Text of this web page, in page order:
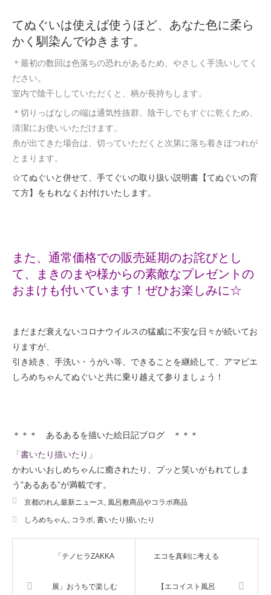
てぬぐいは使えば使うほど、あなた色に柔ら
かく馴染んでゆきます。
＊最初の数回は色落ちの恐れがあるため、やさしく手洗いしてく
ださい。
室内で陰干ししていただくと、柄が長持ちします。
＊切りっぱなしの端は通気性抜群。陰干しでもすぐに乾くため、
清潔にお使いいただけます。
糸が出てきた場合は、切っていただくと次第に落ち着きほつれが
とまります。
☆てぬぐいと併せて、手てぐいの取り扱い説明書【てぬぐいの育
て方】をもれなくお付けいたします。
また、通常価格での販売延期のお詫びとし
て、まきのまや様からの素敵なプレゼントの
おまけも付いています！ ぜひお楽しみに☆
まだまだ衰えないコロナウイルスの猛威に不安な日々が続いてお
りますが、
引き続き、手洗い・うがい等、できることを継続して、アマビエ
しろめちゃんてぬぐいと共に乗り越えて参りましょう！
＊＊＊ あるあるを描いた絵日記ブログ ＊＊＊
「書いたり描いたり」
かわいいおしめちゃんに癒されたり、プッと笑いがもれてしま
う”あるある”が満載です。
京都のれん最新ニュース, 風呂敷商品やコラボ商品
しろめちゃん, コラボ, 書いたり描いたり
「テノヒラZAKKA
展」おうちで楽しむ
エコを真剣に考える
【エコイスト風呂